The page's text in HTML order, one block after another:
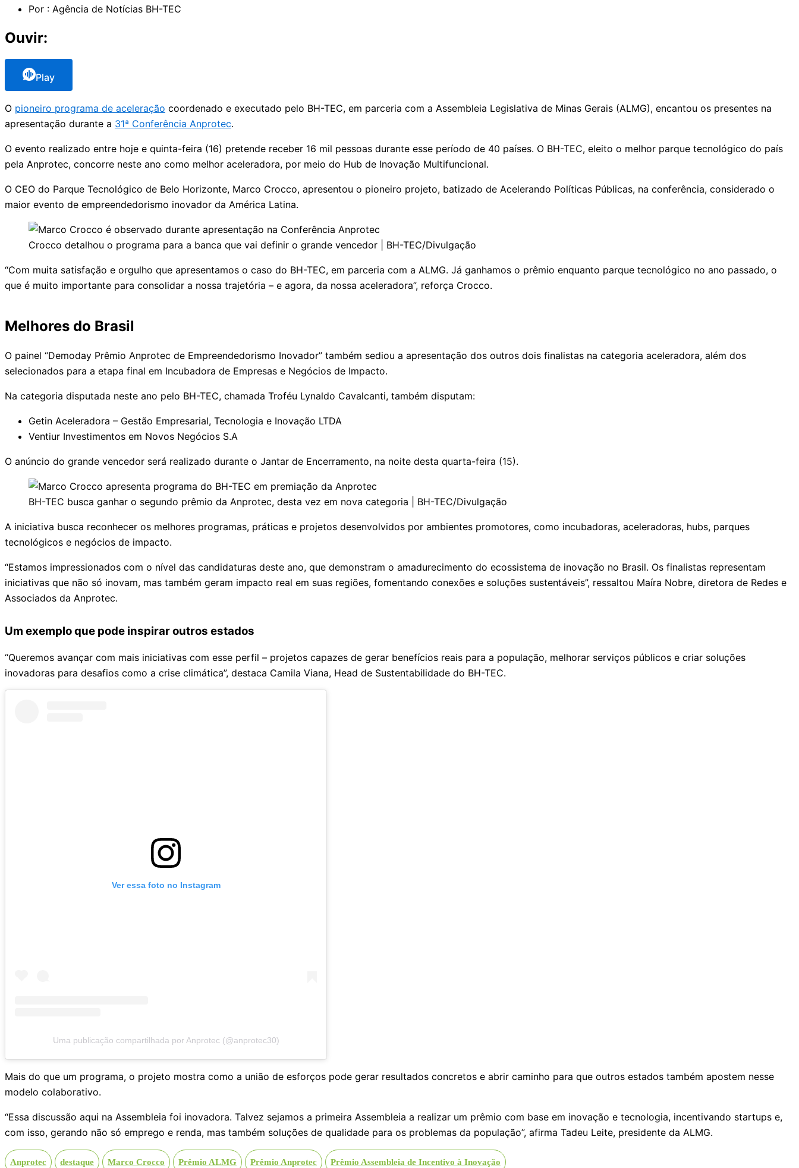
Por : Agência de Notícias BH-TEC
Ouvir:
Play
O pioneiro programa de aceleração coordenado e executado pelo BH-TEC, em parceria com a Assembleia Legislativa de Minas Gerais (ALMG), encantou os presentes na
apresentação durante a 31ª Conferência Anprotec.
O evento realizado entre hoje e quinta-feira (16) pretende receber 16 mil pessoas durante esse período de 40 países. O BH-TEC, eleito o melhor parque tecnológico do país
pela Anprotec, concorre neste ano como melhor aceleradora, por meio do Hub de Inovação Multifuncional.
O CEO do Parque Tecnológico de Belo Horizonte, Marco Crocco, apresentou o pioneiro projeto, batizado de Acelerando Políticas Públicas, na conferência, considerado o
maior evento de empreendedorismo inovador da América Latina.
Crocco detalhou o programa para a banca que vai definir o grande vencedor | BH-TEC/Divulgação
“Com muita satisfação e orgulho que apresentamos o caso do BH-TEC, em parceria com a ALMG. Já ganhamos o prêmio enquanto parque tecnológico no ano passado, o
que é muito importante para consolidar a nossa trajetória – e agora, da nossa aceleradora”, reforça Crocco.
Melhores do Brasil
O painel “Demoday Prêmio Anprotec de Empreendedorismo Inovador” também sediou a apresentação dos outros dois finalistas na categoria aceleradora, além dos
selecionados para a etapa final em Incubadora de Empresas e Negócios de Impacto.
Na categoria disputada neste ano pelo BH-TEC, chamada Troféu Lynaldo Cavalcanti, também disputam:
Getin Aceleradora – Gestão Empresarial, Tecnologia e Inovação LTDA
Ventiur Investimentos em Novos Negócios S.A
O anúncio do grande vencedor será realizado durante o Jantar de Encerramento, na noite desta quarta-feira (15).
BH-TEC busca ganhar o segundo prêmio da Anprotec, desta vez em nova categoria | BH-TEC/Divulgação
A iniciativa busca reconhecer os melhores programas, práticas e projetos desenvolvidos por ambientes promotores, como incubadoras, aceleradoras, hubs, parques
tecnológicos e negócios de impacto.
“Estamos impressionados com o nível das candidaturas deste ano, que demonstram o amadurecimento do ecossistema de inovação no Brasil. Os finalistas representam
iniciativas que não só inovam, mas também geram impacto real em suas regiões, fomentando conexões e soluções sustentáveis”, ressaltou Maíra Nobre, diretora de Redes e
Associados da Anprotec.
Um exemplo que pode inspirar outros estados
“Queremos avançar com mais iniciativas com esse perfil – projetos capazes de gerar benefícios reais para a população, melhorar serviços públicos e criar soluções
inovadoras para desafios como a crise climática”, destaca Camila Viana, Head de Sustentabilidade do BH-TEC.
Ver essa foto no Instagram
Uma publicação compartilhada por Anprotec (@anprotec30)
Mais do que um programa, o projeto mostra como a união de esforços pode gerar resultados concretos e abrir caminho para que outros estados também apostem nesse
modelo colaborativo.
“Essa discussão aqui na Assembleia foi inovadora. Talvez sejamos a primeira Assembleia a realizar um prêmio com base em inovação e tecnologia, incentivando startups e,
com isso, gerando não só emprego e renda, mas também soluções de qualidade para os problemas da população”, afirma Tadeu Leite, presidente da ALMG.
Anprotec destaque Marco Crocco Prêmio ALMG Prêmio Anprotec Prêmio Assembleia de Incentivo à Inovação